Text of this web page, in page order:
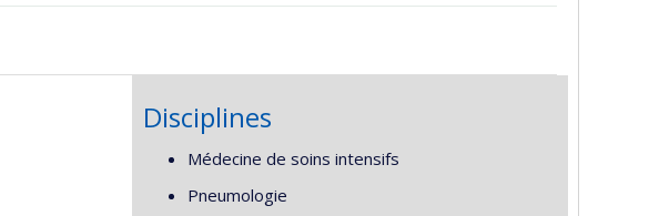
Disciplines
Médecine de soins intensifs
Pneumologie